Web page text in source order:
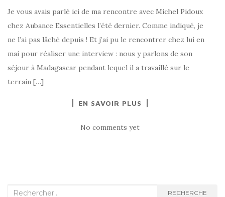
Je vous avais parlé ici de ma rencontre avec Michel Pidoux
chez Aubance Essentielles l’été dernier. Comme indiqué, je
ne l’ai pas lâché depuis ! Et j’ai pu le rencontrer chez lui en
mai pour réaliser une interview : nous y parlons de son
séjour à Madagascar pendant lequel il a travaillé sur le
terrain […]
EN SAVOIR PLUS
No comments yet
Recherche
RECHERCHE